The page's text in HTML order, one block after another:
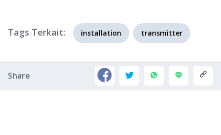
Tags Terkait: installation transmitter
Share